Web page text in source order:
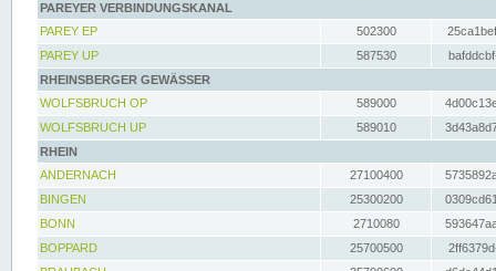
PAREYER VERBINDUNGSKANAL
PAREY EP
502300
PAREY UP
587530
RHEINSBERGER GEWÄSSER
WOLFSBRUCH OP
589000
WOLFSBRUCH UP
589010
RHEIN
ANDERNACH
27100400
BINGEN
25300200
BONN
2710080
BOPPARD
25700500